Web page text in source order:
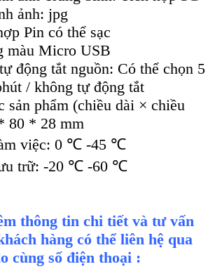
ảnh: jpg
ợp Pin có thể sạc
màu Micro USB
động tắt nguồn: Có thể chọn 5
/ không tự động tắt
sản phẩm (chiều dài × chiều
80 * 28 mm
việc: 0 ℃ -45 ℃
trữ: -20 ℃ -60 ℃
thông tin chi tiết và tư vấn
hàng có thể liên hệ qua
cùng số điện thoại :